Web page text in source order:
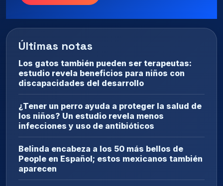
Últimas notas
Los gatos también pueden ser terapeutas:
estudio revela beneficios para niños con
discapacidades del desarrollo
¿Tener un perro ayuda a proteger la salud de
los niños? Un estudio revela menos
infecciones y uso de antibióticos
Belinda encabeza a los 50 más bellos de
People en Español; estos mexicanos también
aparecen